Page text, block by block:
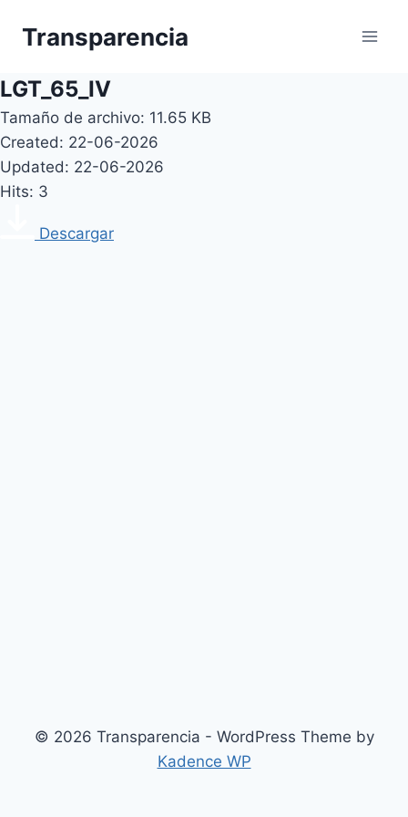
Transparencia
LGT_65_IV
Tamaño de archivo: 11.65 KB
Created: 22-06-2026
Updated: 22-06-2026
Hits: 3
Descargar
© 2026 Transparencia - WordPress Theme by
Kadence WP